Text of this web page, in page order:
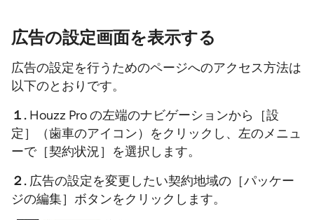
広告の設定画面を表示する
広告の設定を行うためのページへのアクセス方法は
以下のとおりです。
１. Houzz Pro の左端のナビゲーションから［設
定］（歯車のアイコン）をクリックし、左のメニュ
ーで［契約状況］を選択します。
２. 広告の設定を変更したい契約地域の［パッケー
ジの編集］ボタンをクリックします。